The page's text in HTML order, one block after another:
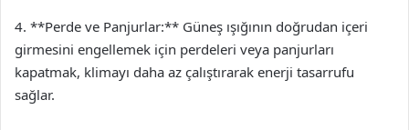
4. **Perde ve Panjurlar:** Güneş ışığının doğrudan içeri
girmesini engellemek için perdeleri veya panjurları
kapatmak, klimayı daha az çalıştırarak enerji tasarrufu
sağlar.